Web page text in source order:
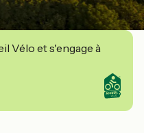
Vélo et s'engage à